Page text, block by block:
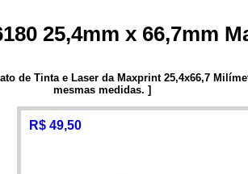
25,4mm x 66,7mm
de Tinta e Laser da Maxprint 25,4x66,7
mesmas medidas. ]
R$ 49,50